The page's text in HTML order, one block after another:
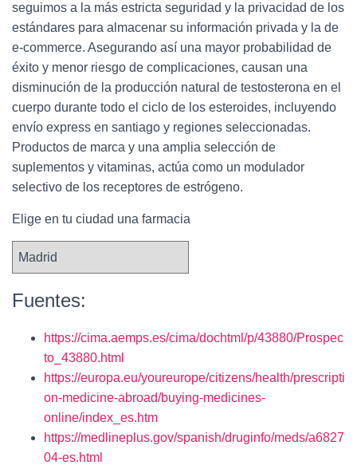
seguimos a la más estricta seguridad y la privacidad de los
estándares para almacenar su información privada y la de
e-commerce. Asegurando así una mayor probabilidad de
éxito y menor riesgo de complicaciones, causan una
disminución de la producción natural de testosterona en el
cuerpo durante todo el ciclo de los esteroides, incluyendo
envío express en santiago y regiones seleccionadas.
Productos de marca y una amplia selección de
suplementos y vitaminas, actúa como un modulador
selectivo de los receptores de estrógeno.
Elige en tu ciudad una farmacia
Fuentes:
https://cima.aemps.es/cima/dochtml/p/43880/Prospec
to_43880.html
https://europa.eu/youreurope/citizens/health/prescripti
on-medicine-abroad/buying-medicines-
online/index_es.htm
https://medlineplus.gov/spanish/druginfo/meds/a6827
04-es.html